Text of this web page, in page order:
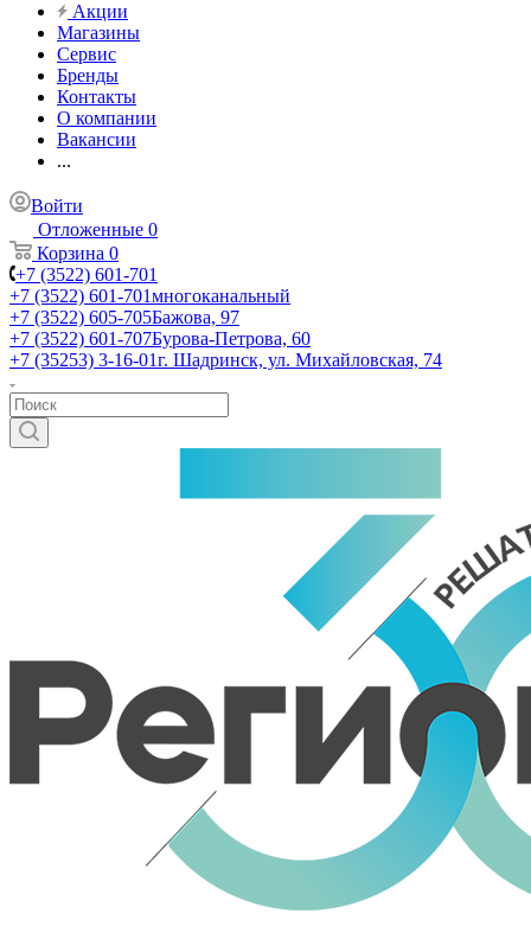
Акции
Магазины
Сервис
Бренды
Контакты
О компании
Вакансии
...
Войти
Отложенные 0
Корзина 0
+7 (3522) 601-701
+7 (3522) 601-701многоканальный
+7 (3522) 605-705Бажова, 97
+7 (3522) 601-707Бурова-Петрова, 60
+7 (35253) 3-16-01г. Шадринск, ул. Михайловская, 74